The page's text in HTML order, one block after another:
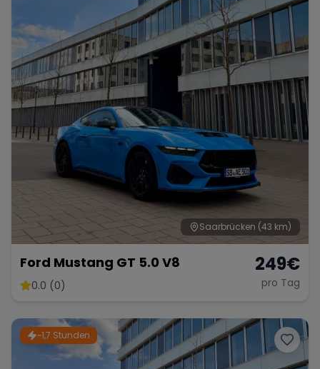
Porsche Lamborghini Ferrari
McLaren Jaguar
Tesla Chevrolet Dodge
Bentley Rolls Royce Aston Martin
Bugatti Lotus Maserati
Wann
Zeitraum wählen
Saarbrücken (43 km)
Ford Mustang GT 5.0 V8
0.0 (0)
249€
pro Tag
~1,7 Stunden